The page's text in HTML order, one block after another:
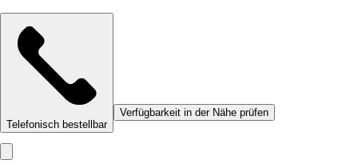
Telefonisch bestellbar
Verfügbarkeit in der Nähe prüfen